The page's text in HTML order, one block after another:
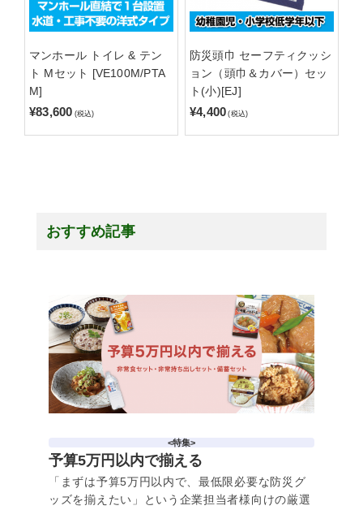
マンホール トイレ & テン
ト Mセット [VE100M/PTA
M]
¥83,600 (税込)
防災頭巾 セーフティクッシ
ョン（頭巾＆カバー）セッ
ト(小)[EJ]
¥4,400 (税込)
おすすめ記事
<特集>
予算5万円以内で揃える
「まずは予算5万円以内で、最低限必要な防災グ
ッズを揃えたい」という企業担当者様向けの厳選